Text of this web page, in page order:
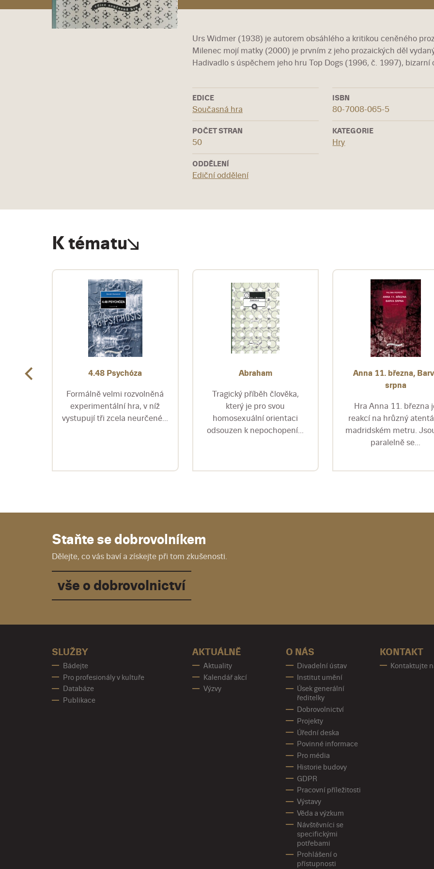
Urs Widmer (1938) je autorem obsáhlého a kritikou ceněného
Milenec mojí matky (2000) je prvním z jeho prozaických děl
Hadivadlo s úspěchem jeho hru Top Dogs (1996, č. 1997), bizarní
EDICE
Současná hra
ISBN
80-7008-065-5
POČET STRAN
50
KATEGORIE
Hry
ODDĚLENÍ
Ediční oddělení
K tématu
4.48 Psychóza
Formálně velmi rozvolněná
experimentální hra, v níž
vystupují tři zcela neurčené...
Abraham
Tragický příběh člověka,
který je pro svou
homosexuální orientaci
odsouzen k nepochopení...
Anna 11. března,
srpna
Hra Anna 11. března
reakcí na hrůzný
madridském metru.
paralelně se...
Staňte se dobrovolníkem
Dělejte, co vás baví a získejte při tom zkušenosti.
vše o dobrovolnictví
SLUŽBY
Bádejte
Pro profesionály v kultuře
Databáze
Publikace
AKTUÁLNĚ
Aktuality
Kalendář akcí
Výzvy
O NÁS
Divadelní ústav
Institut umění
Úsek generální
ředitelky
Dobrovolnictví
Projekty
Úřední deska
Povinné informace
Pro média
Historie budovy
GDPR
Pracovní příležitosti
Výstavy
Věda a výzkum
Návštěvníci se
specifickými
potřebami
Prohlášení o
přístupnosti
KONTAKT
Kontaktujte